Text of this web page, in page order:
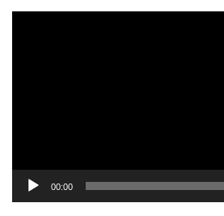
00:00